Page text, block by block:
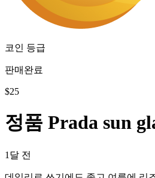
코인 등급
판매완료
$25
정품 Prada sun
1달 전